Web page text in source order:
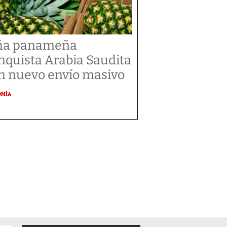
panameña
Arabia Saudita
nuevo envío masivo